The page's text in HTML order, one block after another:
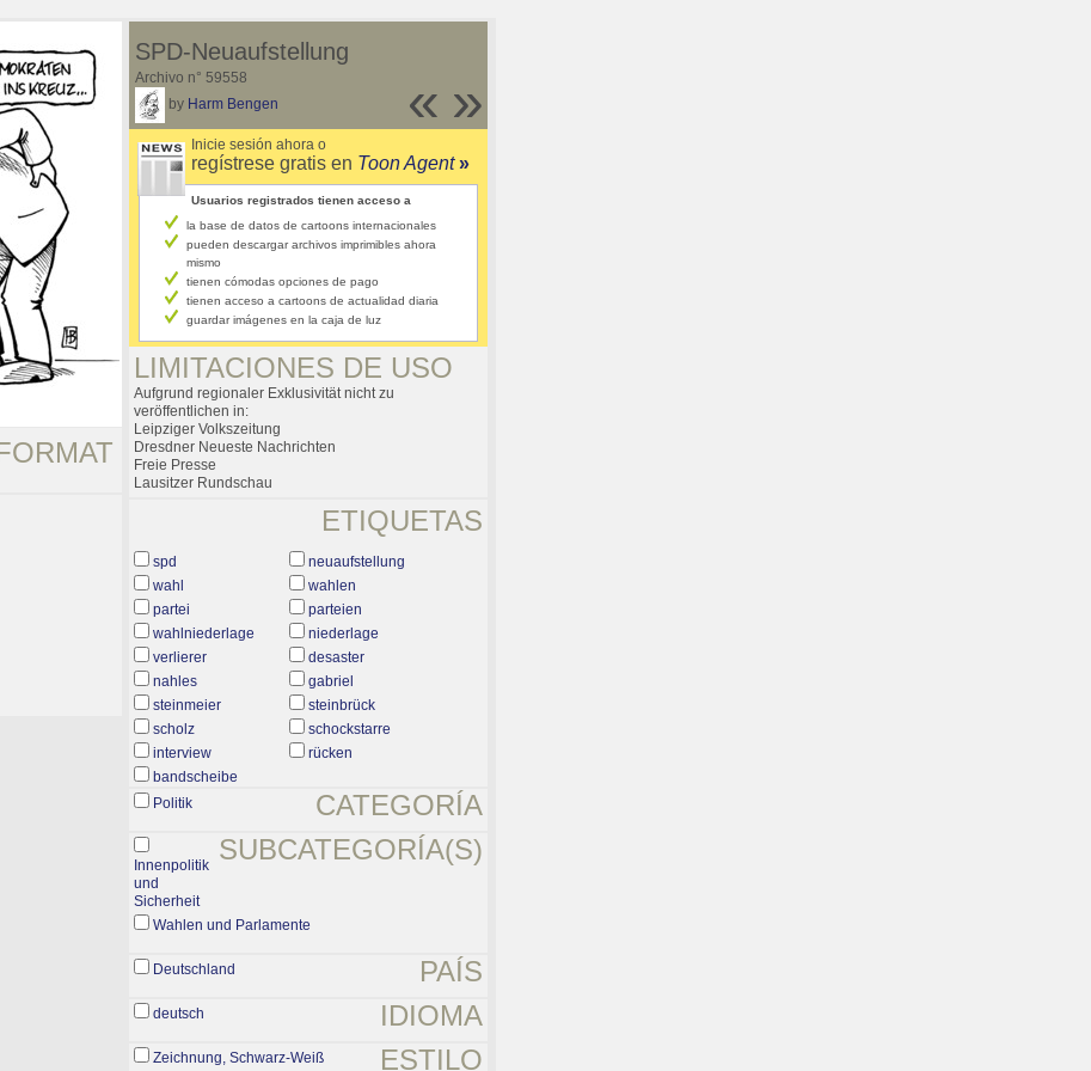
»
«
SPD-Neuaufstellung
Archivo n° 59558
by Harm Bengen
Inicie sesión ahora o
regístrese gratis en Toon Agent »
Usuarios registrados tienen acceso a
la base de datos de cartoons internacionales
pueden descargar archivos imprimibles ahora
mismo
tienen cómodas opciones de pago
tienen acceso a cartoons de actualidad diaria
guardar imágenes en la caja de luz
LIMITACIONES DE USO
Aufgrund regionaler Exklusivität nicht zu
veröffentlichen in:
Leipziger Volkszeitung
Dresdner Neueste Nachrichten
Freie Presse
Lausitzer Rundschau
ETIQUETAS
spd
neuaufstellung
wahl
wahlen
partei
parteien
wahlniederlage
niederlage
verlierer
desaster
nahles
gabriel
steinmeier
steinbrück
scholz
schockstarre
interview
rücken
bandscheibe
CATEGORÍA
Politik
SUBCATEGORÍA(S)
Innenpolitik
und
Sicherheit
Wahlen und Parlamente
PAÍS
Deutschland
IDIOMA
deutsch
ESTILO
Zeichnung, Schwarz-Weiß